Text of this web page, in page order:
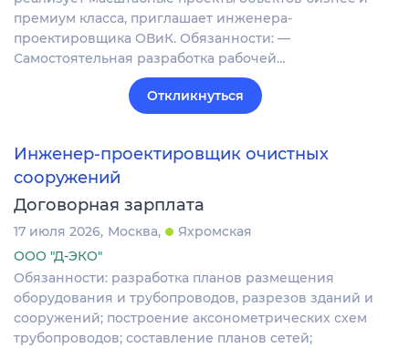
премиум класса, приглашает инженера-
проектировщика ОВиК. Обязанности: —
Самостоятельная разработка рабочей…
Откликнуться
Инженер-проектировщик очистных
сооружений
Договорная зарплата
17 июля 2026 Москва
Яхромская
ООО "Д-ЭКО"
Обязанности: разработка планов размещения
оборудования и трубопроводов, разрезов зданий и
сооружений; построение аксонометрических схем
трубопроводов; составление планов сетей;